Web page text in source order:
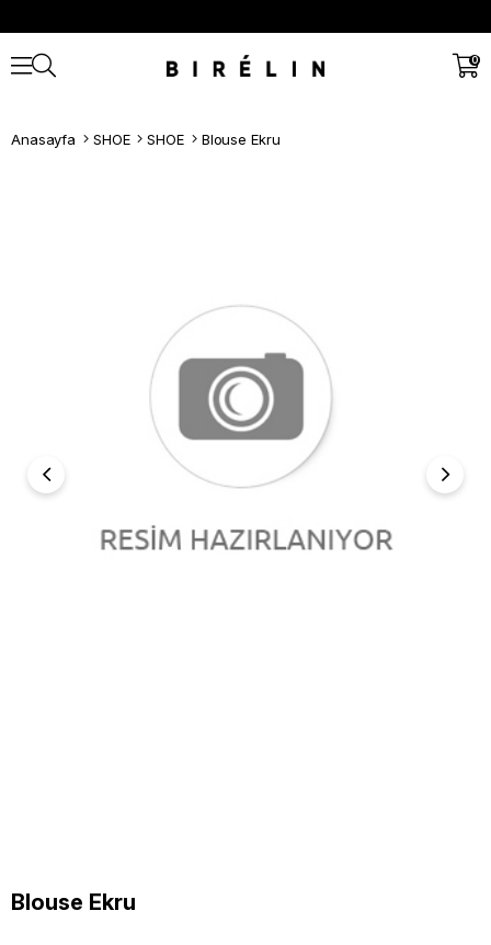
0
Anasayfa SHOE SHOE Blouse Ekru
Blouse Ekru